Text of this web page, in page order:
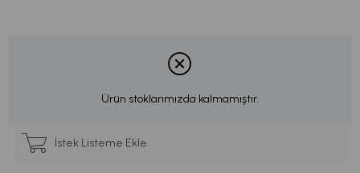
Ürün stoklarımızda kalmamıştır.
İstek Listeme Ekle